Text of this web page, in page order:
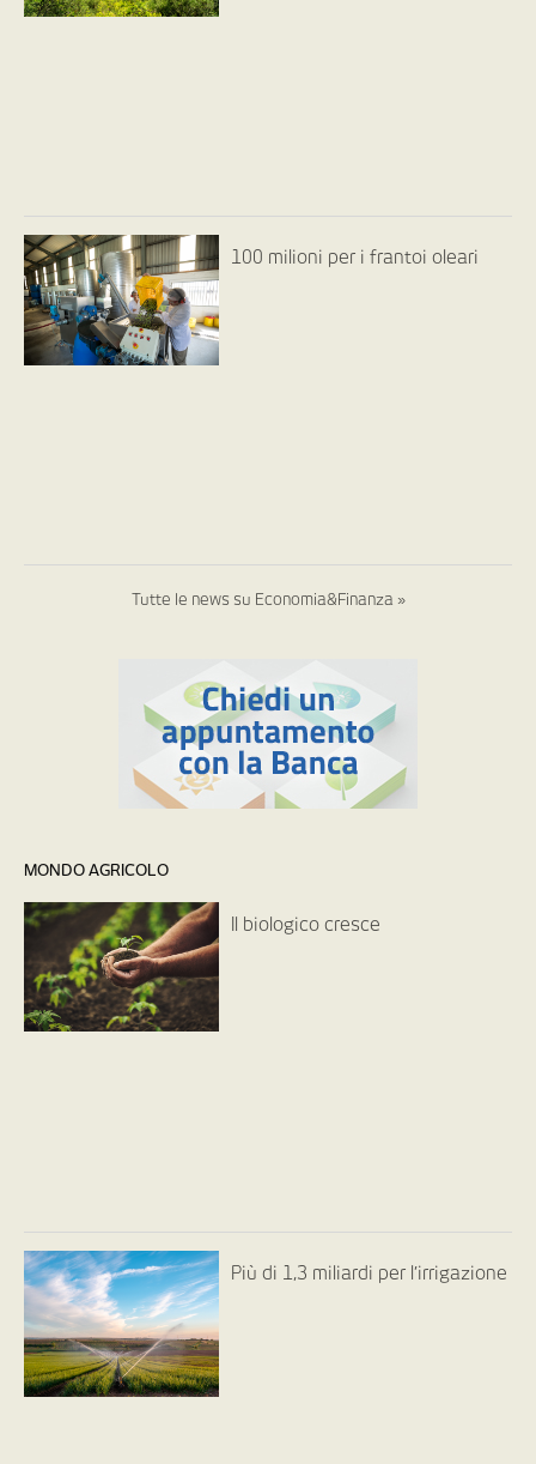
100 milioni per i frantoi oleari
Tutte le news su Economia&Finanza »
MONDO AGRICOLO
Il biologico cresce
Più di 1,3 miliardi per l’irrigazione